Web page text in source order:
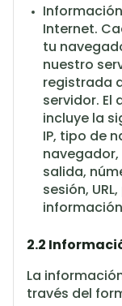
Internet.
tu
nuestro
registrada
servidor. El
incluye la
IP, tipo de
salida,
sesión,
2.2
La
través del